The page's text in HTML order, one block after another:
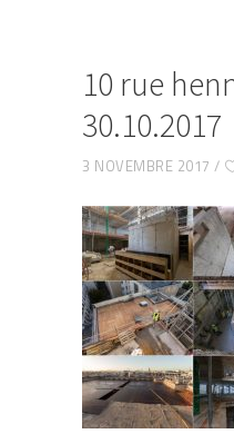
10 rue
30.10.2017
3 NOVEMBRE 2017